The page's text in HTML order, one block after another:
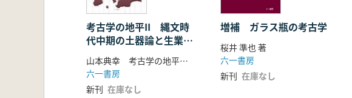
考古学の地平II 縄文時
代中期の土器論と生業研
究の新視点
山本典幸 考古学の地平グループ 編
六一書房
新刊 在庫なし
増補 ガラス瓶の考古学
桜井 準也 著
六一書房
新刊 在庫なし